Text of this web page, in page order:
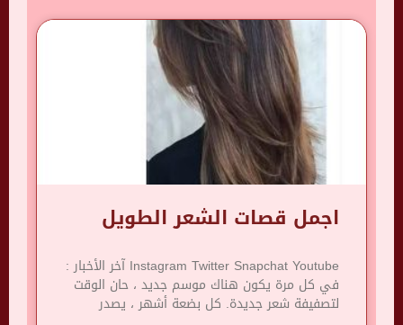
اجمل قصات الشعر الطويل
Instagram Twitter Snapchat Youtube آخر الأخبار :
في كل مرة يكون هناك موسم جديد ، حان الوقت
لتصفيفة شعر جديدة. كل بضعة أشهر ، يصدر